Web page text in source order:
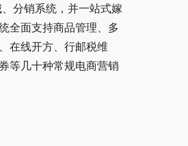
分销系统，并一站式嫁
全面支持商品管理、多
在线开方、行邮税维
等几十种常规电商营销